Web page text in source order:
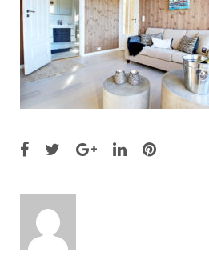
Facebook
TwitterGoogle+
LinkedInPinterest